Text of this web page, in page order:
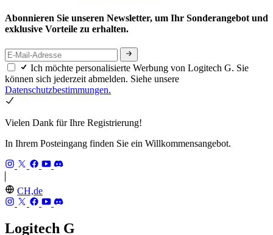
Abonnieren Sie unseren Newsletter, um Ihr Sonderangebot und
exklusive Vorteile zu erhalten.
Ich möchte personalisierte Werbung von Logitech G. Sie
können sich jederzeit abmelden. Siehe unsere
Datenschutzbestimmungen.
Vielen Dank für Ihre Registrierung!
In Ihrem Posteingang finden Sie ein Willkommensangebot.
CH,de
Logitech G